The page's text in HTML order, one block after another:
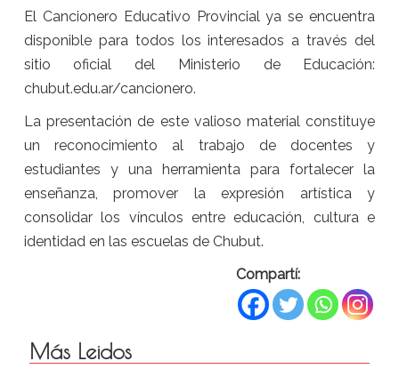
El Cancionero Educativo Provincial ya se encuentra
disponible para todos los interesados a través del
sitio oficial del Ministerio de Educación:
chubut.edu.ar/cancionero.
La presentación de este valioso material constituye
un reconocimiento al trabajo de docentes y
estudiantes y una herramienta para fortalecer la
enseñanza, promover la expresión artística y
consolidar los vínculos entre educación, cultura e
identidad en las escuelas de Chubut.
Compartí:
Más Leidos